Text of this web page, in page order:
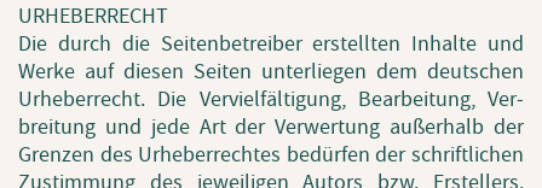
UR­HE­BER­RECHT
Die durch die Sei­ten­be­trei­ber er­stell­ten In­hal­te und
Werke auf die­sen Sei­ten un­ter­lie­gen dem deut­schen
Ur­he­ber­recht. Die Ver­viel­fäl­ti­gung, Be­ar­bei­tung, Ver­
brei­tung und jede Art der Ver­wer­tung au­ßer­halb der
Gren­zen des Ur­he­ber­rech­tes be­dür­fen der schrift­li­chen
Zu­stim­mung des je­wei­li­gen Au­tors bzw. Er­stel­lers.